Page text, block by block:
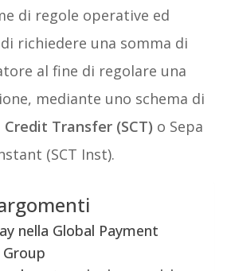
di regole operative ed
richiedere una somma di
al fine di regolare una
mediante uno schema di
Credit Transfer (SCT) o Sepa
(SCT Inst).
nella Global Payment